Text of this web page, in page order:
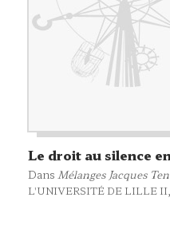
Le droit au silence
Dans Mélanges Jacques
L'UNIVERSITÉ DE LILLE II